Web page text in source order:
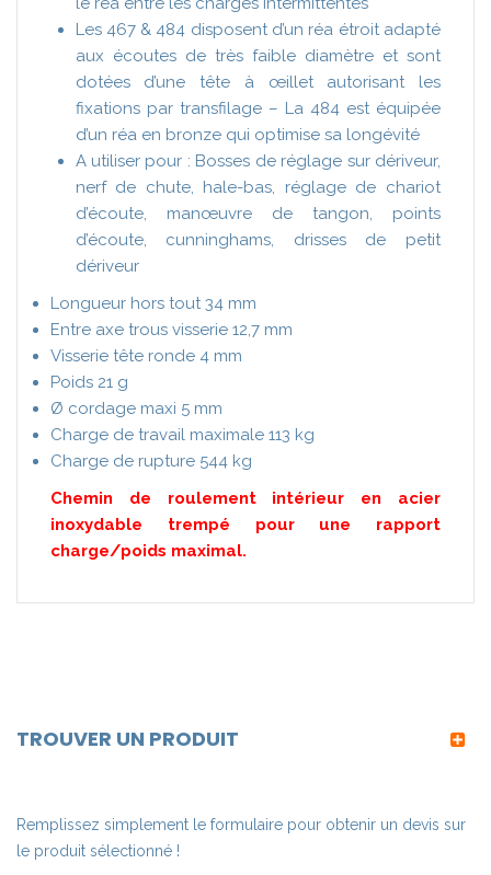
Les 467 & 484 disposent d’un réa étroit adapté
aux écoutes de très faible diamètre et sont
dotées d’une tête à œillet autorisant les
fixations par transfilage – La 484 est équipée
d’un réa en bronze qui optimise sa longévité
A utiliser pour : Bosses de réglage sur dériveur,
nerf de chute, hale-bas, réglage de chariot
d’écoute, manœuvre de tangon, points
d’écoute, cunninghams, drisses de petit
dériveur
Longueur hors tout 34 mm
Entre axe trous visserie 12,7 mm
Visserie tête ronde 4 mm
Poids 21 g
Ø cordage maxi 5 mm
Charge de travail maximale 113 kg
Charge de rupture 544 kg
Chemin de roulement intérieur en acier
inoxydable trempé pour une rapport
charge/poids maximal.
TROUVER UN PRODUIT
Remplissez simplement le formulaire pour obtenir un devis sur
le produit sélectionné !